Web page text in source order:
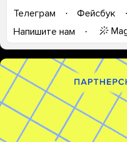
Телеграм
Фейсбук
Напишите нам